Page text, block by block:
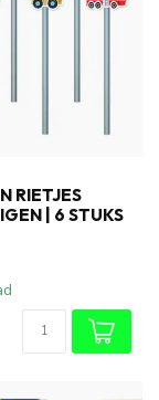
RIETJES
| 6 STUKS